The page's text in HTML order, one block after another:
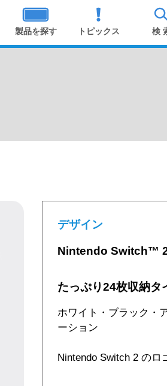
製品を探す トピックス 検
デザイン
Nintendo Switch™ 2
たっぷり24枚収納タ
ホワイト・ブラック・
ーション
Nintendo Switch 2 のロ